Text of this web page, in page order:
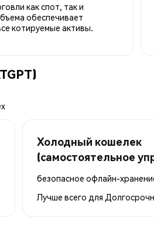
как спот, так и
обеспечивает
котируемые активы.
Холодный кошелек
(самостоятельное
безопасное офлайн-
Лучше всего для